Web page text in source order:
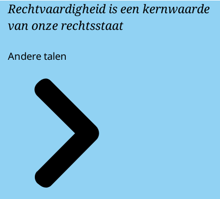
Rechtvaardigheid is een kernwaarde
van onze rechtsstaat
Andere talen